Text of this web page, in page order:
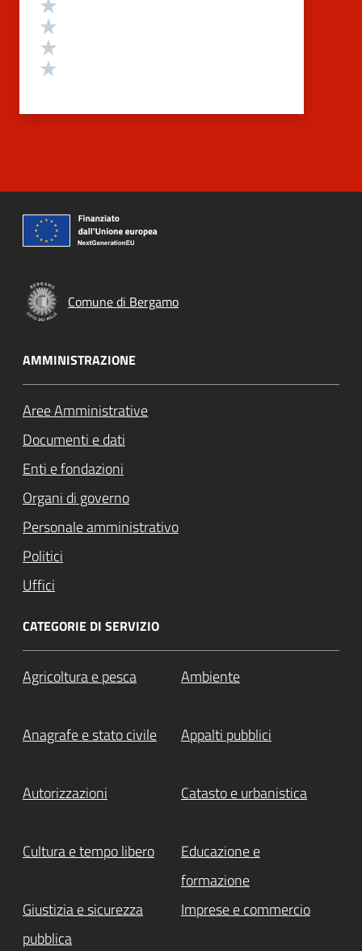
Comune di Bergamo
AMMINISTRAZIONE
Aree Amministrative
Documenti e dati
Enti e fondazioni
Organi di governo
Personale amministrativo
Politici
Uffici
CATEGORIE DI SERVIZIO
Agricoltura e pesca Ambiente
Anagrafe e stato civile Appalti pubblici
Autorizzazioni Catasto e urbanistica
Cultura e tempo libero
Educazione e
formazione
Giustizia e sicurezza
pubblica
Imprese e commercio